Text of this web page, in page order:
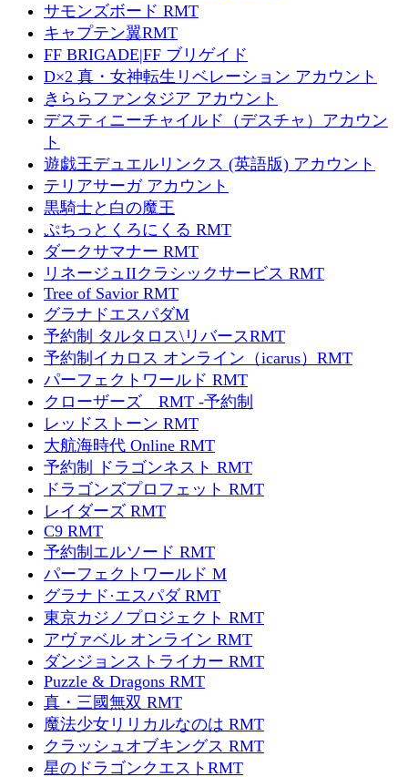
サモンズボード RMT
キャプテン翼RMT
FF BRIGADE|FF ブリゲイド
D×2 真・女神転生リベレーション アカウント
きららファンタジア アカウント
デスティニーチャイルド（デスチャ）アカウン
ト
遊戯王デュエルリンクス (英語版) アカウント
テリアサーガ アカウント
黒騎士と白の魔王
ぷちっとくろにくる RMT
ダークサマナー RMT
リネージュIIクラシックサービス RMT
Tree of Savior RMT
グラナドエスパダM
予約制 タルタロス\リバースRMT
予約制イカロス オンライン（icarus）RMT
パーフェクトワールド RMT
クローザーズ RMT -予約制
レッドストーン RMT
大航海時代 Online RMT
予約制 ドラゴンネスト RMT
ドラゴンズプロフェット RMT
レイダーズ RMT
C9 RMT
予約制エルソード RMT
パーフェクトワールド M
グラナド·エスパダ RMT
東京カジノプロジェクト RMT
アヴァベル オンライン RMT
ダンジョンストライカー RMT
Puzzle & Dragons RMT
真・三國無双 RMT
魔法少女リリカルなのは RMT
クラッシュオブキングス RMT
星のドラゴンクエストRMT